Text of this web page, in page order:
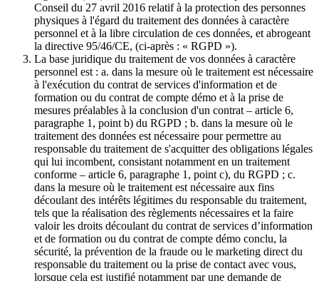
Conseil du 27 avril 2016 relatif à la protection des personnes
physiques à l'égard du traitement des données à caractère
personnel et à la libre circulation de ces données, et abrogeant
la directive 95/46/CE, (ci-après : « RGPD »).
La base juridique du traitement de vos données à caractère
personnel est : a. dans la mesure où le traitement est nécessaire
à l'exécution du contrat de services d'information et de
formation ou du contrat de compte démo et à la prise de
mesures préalables à la conclusion d'un contrat – article 6,
paragraphe 1, point b) du RGPD ; b. dans la mesure où le
traitement des données est nécessaire pour permettre au
responsable du traitement de s'acquitter des obligations légales
qui lui incombent, consistant notamment en un traitement
conforme – article 6, paragraphe 1, point c), du RGPD ; c.
dans la mesure où le traitement est nécessaire aux fins
découlant des intérêts légitimes du responsable du traitement,
tels que la réalisation des règlements nécessaires et la faire
valoir les droits découlant du contrat de services d’information
et de formation ou du contrat de compte démo conclu, la
sécurité, la prévention de la fraude ou le marketing direct du
responsable du traitement ou la prise de contact avec vous,
lorsque cela est justifié notamment par une demande de